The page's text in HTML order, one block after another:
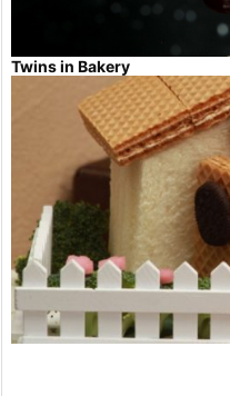
Twins in Bakery